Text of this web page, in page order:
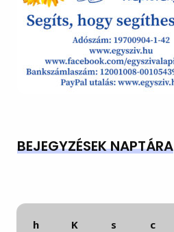
BEJEGYZÉSEK NAPTÁRA
h K s c